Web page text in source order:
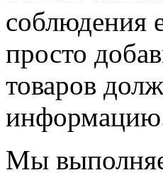
соблюдения
просто
товаров
Мы